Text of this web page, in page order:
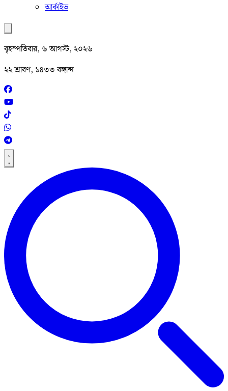
আর্কাইভ
বৃহস্পতিবার, ৬ আগস্ট, ২০২৬
২২ শ্রাবণ, ১৪৩৩ বঙ্গাব্দ